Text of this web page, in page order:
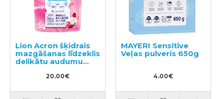
Lion Acron šķidrais
mazgāšanas līdzeklis
delikātu audumu
mazgāšanai,
pildviela 850ml
20.00€
MAYERI Sensitive
Veļas pulveris 650g
4.00€